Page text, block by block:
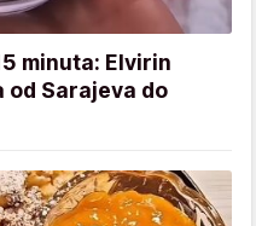
minuta: Elvirin
Sarajeva do